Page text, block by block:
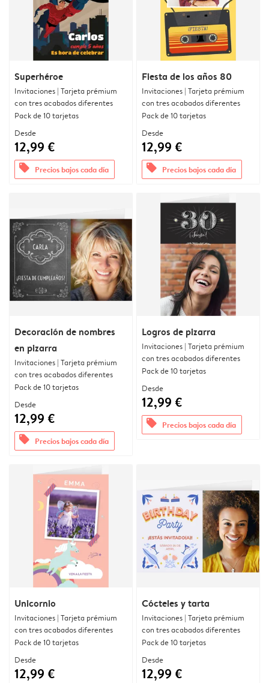
Superhéroe
Invitaciones | Tarjeta prémium
con tres acabados diferentes
Pack de 10 tarjetas
Desde
12,99 €
offers Precios bajos cada día
Fiesta de los años 80
Invitaciones | Tarjeta prémium
con tres acabados diferentes
Pack de 10 tarjetas
Desde
12,99 €
offers Precios bajos cada día
Decoración de nombres
en pizarra
Invitaciones | Tarjeta prémium
con tres acabados diferentes
Pack de 10 tarjetas
Desde
12,99 €
offers Precios bajos cada día
Logros de pizarra
Invitaciones | Tarjeta prémium
con tres acabados diferentes
Pack de 10 tarjetas
Desde
12,99 €
offers Precios bajos cada día
Unicornio
Invitaciones | Tarjeta prémium
con tres acabados diferentes
Pack de 10 tarjetas
Desde
12,99 €
Cócteles y tarta
Invitaciones | Tarjeta prémium
con tres acabados diferentes
Pack de 10 tarjetas
Desde
12,99 €